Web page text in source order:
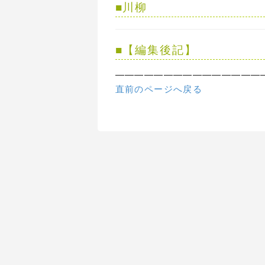
■川柳 横
■ 【編集後記】
直前のページへ戻る